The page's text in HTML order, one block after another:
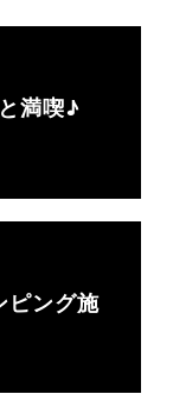
満喫♪
ピング施